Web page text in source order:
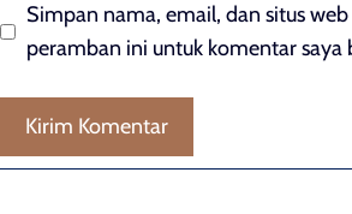
Simpan nama, email, dan situs
peramban ini untuk komentar saya